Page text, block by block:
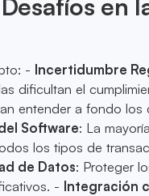
- Incertidumbre
dificultan el
entender a fondo los
Software: La
los tipos de
de Datos: Proteger
- Integración